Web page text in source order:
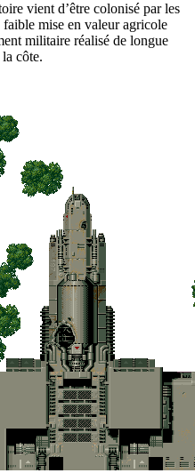
vient d’être colonisé par les
faible mise en valeur agricole
militaire réalisé de longue
côte.